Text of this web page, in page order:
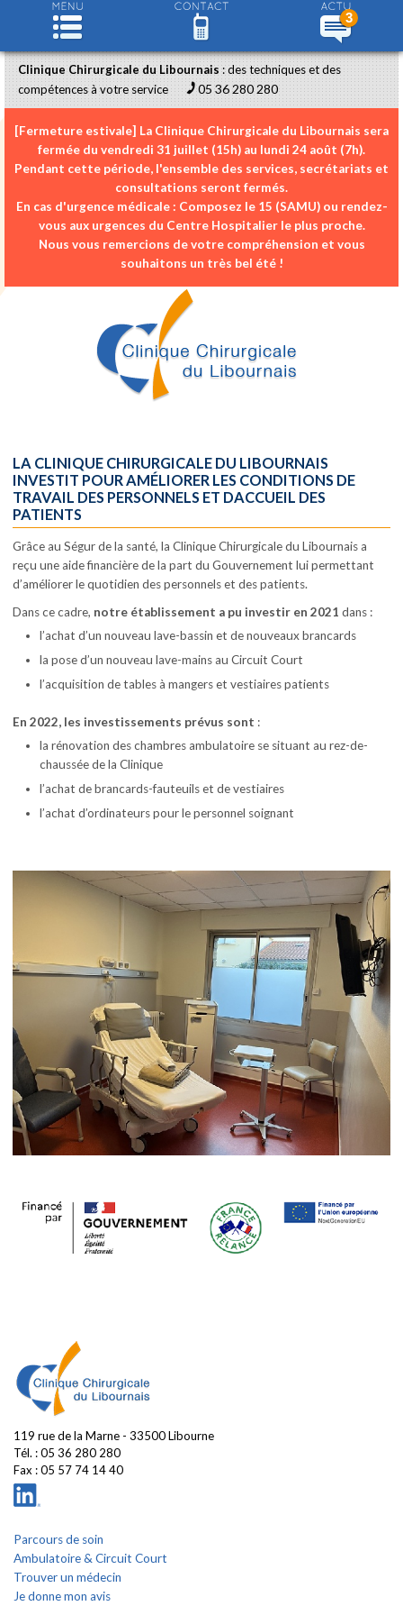
Clinique Chirurgicale du Libournais: des techniques et des
compétences à votre service
05 36 280 280
[Fermeture estivale] La Clinique Chirurgicale du Libournais sera
fermée du vendredi 31 juillet (15h) au lundi 24 août (7h).
Pendant cette période, l'ensemble des services, secrétariats et
consultations seront fermés.
En cas d'urgence médicale : Composez le 15 (SAMU)ou rendez-
vous aux urgences du Centre Hospitalier le plus proche.
Nous vous remercions de votre compréhension et vous
souhaitons un très bel été !
LA CLINIQUE CHIRURGICALE DU LIBOURNAIS
INVESTIT POUR AMÉLIORER LES CONDITIONS DE
TRAVAIL DES PERSONNELS ET DACCUEIL DES
PATIENTS
Grâce au Ségur de la santé, la Clinique Chirurgicale du Libournais a
reçu une aide financière de la part du Gouvernement lui permettant
d’améliorer le quotidien des personnels et des patients.
Dans ce cadre, notre établissement a pu investir en 2021 dans :
l’achat d’un nouveau lave-bassin et de nouveaux brancards
la pose d’un nouveau lave-mains au Circuit Court
l’acquisition de tables à mangers et vestiaires patients
En 2022, les investissements prévus sont :
la rénovation des chambres ambulatoire se situant au rez-de-
chaussée de la Clinique
l’achat de brancards-fauteuils et de vestiaires
l’achat d’ordinateurs pour le personnel soignant
119 rue de la Marne - 33500 Libourne
Tél. :05 36 280 280
Fax : 05 57 74 14 40
Parcours de soin
Ambulatoire & Circuit Court
Trouver un médecin
Je donne mon avis
3